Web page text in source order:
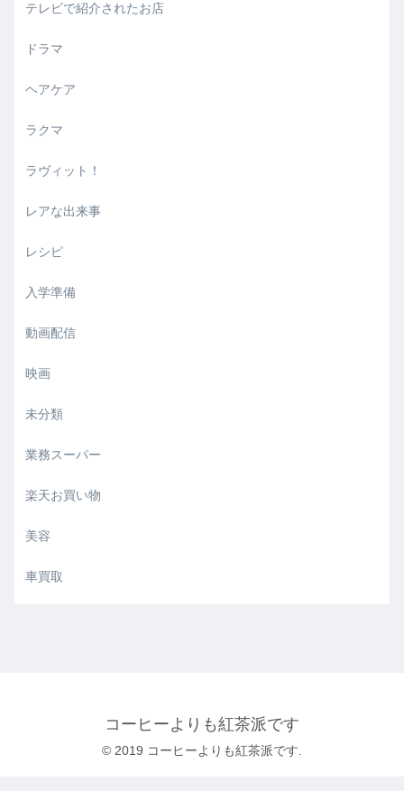
テレビで紹介されたお店
ドラマ
ヘアケア
ラクマ
ラヴィット！
レアな出来事
レシピ
入学準備
動画配信
映画
未分類
業務スーパー
楽天お買い物
美容
車買取
コーヒーよりも紅茶派です
© 2019 コーヒーよりも紅茶派です.